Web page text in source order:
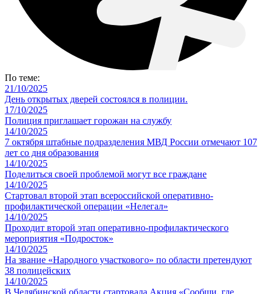
По теме:
21/10/2025
День открытых дверей состоялся в полиции.
17/10/2025
Полиция приглашает горожан на службу
14/10/2025
7 октября штабные подразделения МВД России отмечают 107
лет со дня образования
14/10/2025
Поделиться своей проблемой могут все граждане
14/10/2025
Стартовал второй этап всероссийской оперативно-
профилактической операции «Нелегал»
14/10/2025
Проходит второй этап оперативно-профилактического
мероприятия «Подросток»
14/10/2025
На звание «Народного участкового» по области претендуют
38 полицейских
14/10/2025
В Челябинской области стартовала Акция «Сообщи, где